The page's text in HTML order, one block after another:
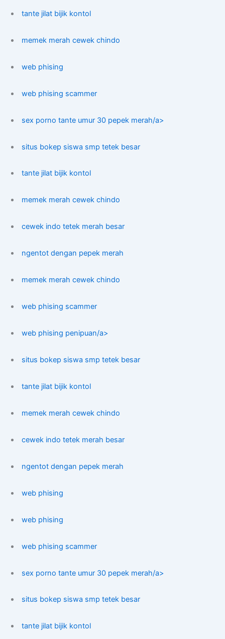
tante jilat bijik kontol
memek merah cewek chindo
web phising
web phising scammer
sex porno tante umur 30 pepek merah/a>
situs bokep siswa smp tetek besar
tante jilat bijik kontol
memek merah cewek chindo
cewek indo tetek merah besar
ngentot dengan pepek merah
memek merah cewek chindo
web phising scammer
web phising penipuan/a>
situs bokep siswa smp tetek besar
tante jilat bijik kontol
memek merah cewek chindo
cewek indo tetek merah besar
ngentot dengan pepek merah
web phising
web phising
web phising scammer
sex porno tante umur 30 pepek merah/a>
situs bokep siswa smp tetek besar
tante jilat bijik kontol